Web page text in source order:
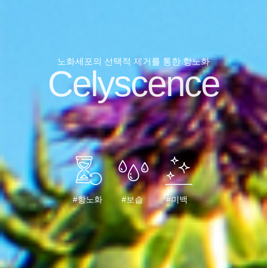
노화세포의 선택적 제거를 통한 항노화
Celyscence
#항노화 #보습 #미백